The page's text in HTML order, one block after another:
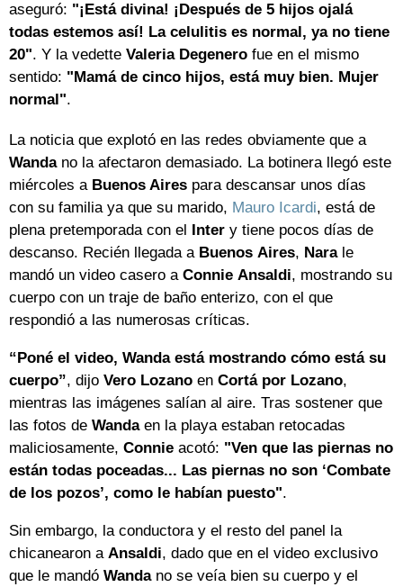
aseguró: "¡Está divina! ¡Después de 5 hijos ojalá
todas estemos así! La celulitis es normal, ya no tiene
20". Y la vedette Valeria Degenero fue en el mismo
sentido: "Mamá de cinco hijos, está muy bien. Mujer
normal".
La noticia que explotó en las redes obviamente que a
Wandano la afectaron demasiado. La botinera llegó este
miércoles a Buenos Aires para descansar unos días
con su familia ya que su marido, Mauro Icardi, está de
plena pretemporada con el
Inter y tiene pocos días de
descanso. Recién llegada a Buenos Aires, Narale
mandó un video casero a Connie Ansaldi, mostrando su
cuerpo con un traje de baño enterizo, con el que
respondió a las numerosas críticas.
“Poné el video, Wanda está mostrando cómo está su
cuerpo”, dijo Vero Lozano en Cortá por Lozano,
mientras las imágenes salían al aire. Tras sostener que
las fotos de Wandaen la playa estaban retocadas
maliciosamente, Connie acotó: "Ven que las piernas no
están todas poceadas... Las piernas no son ‘Combate
de los pozos’, como le habían puesto".
Sin embargo, la conductora y el resto del panel la
chicanearon a Ansaldi, dado que en el video exclusivo
que le mandó Wandano se veía bien su cuerpo y el